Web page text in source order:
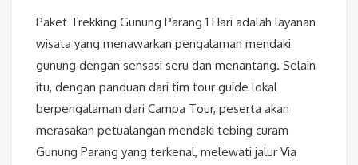
Paket Trekking Gunung Parang 1 Hari adalah layanan
wisata yang menawarkan pengalaman mendaki
gunung dengan sensasi seru dan menantang. Selain
itu, dengan panduan dari tim tour guide lokal
berpengalaman dari Campa Tour, peserta akan
merasakan petualangan mendaki tebing curam
Gunung Parang yang terkenal, melewati jalur Via